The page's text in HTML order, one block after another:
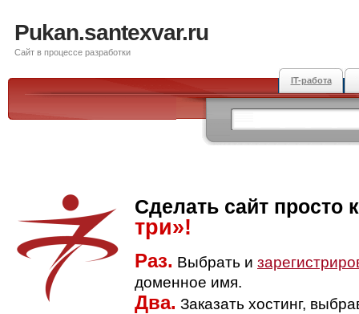
Pukan.santexvar.ru
Сайт в процессе разработки
IT-работа
Сделать сайт просто
три»!
Раз. Выбрать и
доменное имя.
Два. Заказать хостинг,